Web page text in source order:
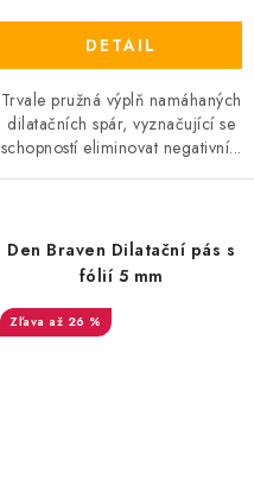
DETAIL
Trvale pružná výplň namáhaných
dilatačních spár, vyznačující se
schopností eliminovat negativní...
Den Braven Dilatační pás s
fólií 5 mm
až 26 %